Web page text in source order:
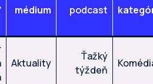
médium podcast
Aktuality
Ťažký
týždeň